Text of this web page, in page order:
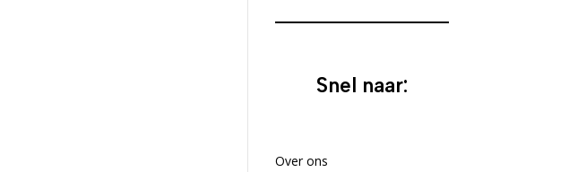
Snel naar:
Over ons